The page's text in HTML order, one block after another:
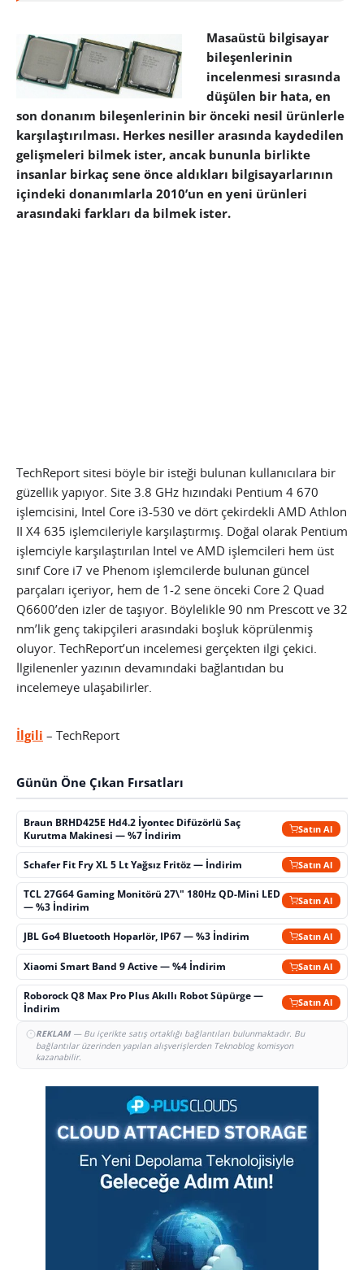
Masaüstü bilgisayar
bileşenlerinin
incelenmesi sırasında
düşülen bir hata, en
son donanım bileşenlerinin bir önceki nesil ürünlerle
karşılaştırılması. Herkes nesiller arasında kaydedilen
gelişmeleri bilmek ister, ancak bununla birlikte
insanlar birkaç sene önce aldıkları bilgisayarlarının
içindeki donanımlarla 2010’un en yeni ürünleri
arasındaki farkları da bilmek ister.
TechReport sitesi böyle bir isteği bulunan kullanıcılara bir
güzellik yapıyor. Site 3.8 GHz hızındaki Pentium 4 670
işlemcisini, Intel Core i3-530 ve dört çekirdekli AMD Athlon
II X4 635 işlemcileriyle karşılaştırmış. Doğal olarak Pentium
işlemciyle karşılaştırılan Intel ve AMD işlemcileri hem üst
sınıf Core i7 ve Phenom işlemcilerde bulunan güncel
parçaları içeriyor, hem de 1-2 sene önceki Core 2 Quad
Q6600’den izler de taşıyor. Böylelikle 90 nm Prescott ve 32
nm’lik genç takipçileri arasındaki boşluk köprülenmiş
oluyor. TechReport’un incelemesi gerçekten ilgi çekici.
İlgilenenler yazının devamındaki bağlantıdan bu
incelemeye ulaşabilirler.
İlgili – TechReport
Günün Öne Çıkan Fırsatları
Braun BRHD425E Hd4.2 İyontec Difüzörlü Saç
Kurutma Makinesi — %7 İndirim
Satın Al
Schafer Fit Fry XL 5 Lt Yağsız Fritöz — İndirim Satın Al
TCL 27G64 Gaming Monitörü 27\" 180Hz QD-Mini LED
— %3 İndirim
Satın Al
JBL Go4 Bluetooth Hoparlör, IP67 — %3 İndirim Satın Al
Xiaomi Smart Band 9 Active — %4 İndirim Satın Al
Roborock Q8 Max Pro Plus Akıllı Robot Süpürge —
İndirim
Satın Al
REKLAM— Bu içerikte satış ortaklığı bağlantıları bulunmaktadır. Bu
bağlantılar üzerinden yapılan alışverişlerden Teknoblog komisyon
kazanabilir.